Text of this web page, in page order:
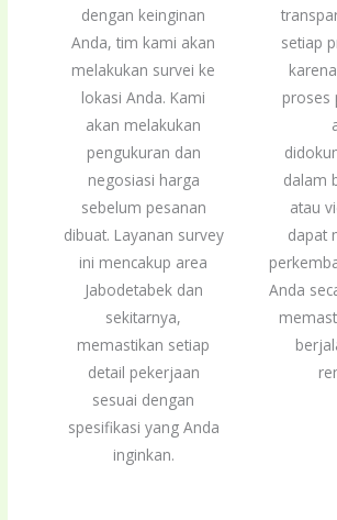
dengan keinginan
Anda, tim kami akan
melakukan survei ke
lokasi Anda. Kami
akan melakukan
pengukuran dan
negosiasi harga
sebelum pesanan
dibuat. Layanan survey
ini mencakup area
Jabodetabek dan
sekitarnya,
memastikan setiap
detail pekerjaan
sesuai dengan
spesifikasi yang Anda
inginkan.
setiap
proses
dalam
atau
dapat
Anda